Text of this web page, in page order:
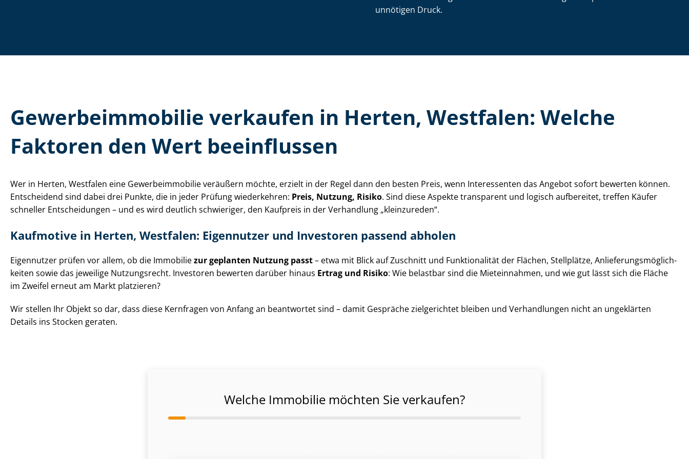
unnötigen Druck.
Ge­wer­be­im­mo­bi­lie verkaufen in Herten, Westfalen: Welche
Faktoren den Wert beeinflussen
Wer in Herten, Westfalen eine Ge­wer­be­im­mo­bi­lie veräußern möchte, erzielt in der Regel dann den besten Preis, wenn Interessenten das Angebot sofort bewerten können.
Entscheidend sind dabei drei Punkte, die in jeder Prüfung wiederkehren: Preis, Nutzung, Risiko. Sind diese Aspekte transparent und logisch aufbereitet, treffen Käufer
schneller Entscheidungen – und es wird deutlich schwieriger, den Kaufpreis in der Verhandlung „kleinzureden“.
Kaufmotive in Herten, Westfalen: Eigennutzer und Investoren passend abholen
Eigennutzer prüfen vor allem, ob die Immobiliezur geplanten Nutzung passt– etwa mit Blick auf Zuschnitt und Funktionalität der Flächen, Stellplätze, An­lie­fe­rungs­mög­lich­
kei­ten sowie das jeweilige Nutzungsrecht. Investoren bewerten darüber hinaus Ertrag und Risiko: Wie belastbar sind die Mieteinnahmen, und wie gut lässt sich die Fläche
im Zweifel erneut am Markt platzieren?
Wir stellen Ihr Objekt so dar, dass diese Kernfragen von Anfang an beantwortet sind – damit Gespräche zielgerichtet bleiben und Verhandlungen nicht an ungeklärten
Details ins Stocken geraten.
Welche Immobilie möchten Sie verkaufen?